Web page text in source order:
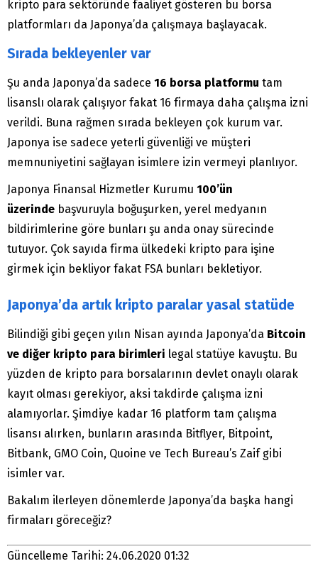
kripto para sektöründe faaliyet gösteren bu borsa
platformları da Japonya’da çalışmaya başlayacak.
Sırada bekleyenler var
Şu anda Japonya’da sadece 16 borsa platformu tam
lisanslı olarak çalışıyor fakat 16 firmaya daha çalışma izni
verildi. Buna rağmen sırada bekleyen çok kurum var.
Japonya ise sadece yeterli güvenliği ve müşteri
memnuniyetini sağlayan isimlere izin vermeyi planlıyor.
Japonya Finansal Hizmetler Kurumu 100’ün
üzerinde başvuruyla boğuşurken, yerel medyanın
bildirimlerine göre bunları şu anda onay sürecinde
tutuyor. Çok sayıda firma ülkedeki kripto para işine
girmek için bekliyor fakat FSA bunları bekletiyor.
Japonya’da artık kripto paralar yasal statüde
Bilindiği gibi geçen yılın Nisan ayında Japonya’da Bitcoin
ve diğer kripto para birimleri legal statüye kavuştu. Bu
yüzden de kripto para borsalarının devlet onaylı olarak
kayıt olması gerekiyor, aksi takdirde çalışma izni
alamıyorlar. Şimdiye kadar 16 platform tam çalışma
lisansı alırken, bunların arasında Bitflyer, Bitpoint,
Bitbank, GMO Coin, Quoine ve Tech Bureau’s Zaif gibi
isimler var.
Bakalım ilerleyen dönemlerde Japonya’da başka hangi
firmaları göreceğiz?
Güncelleme Tarihi: 24.06.2020 01:32